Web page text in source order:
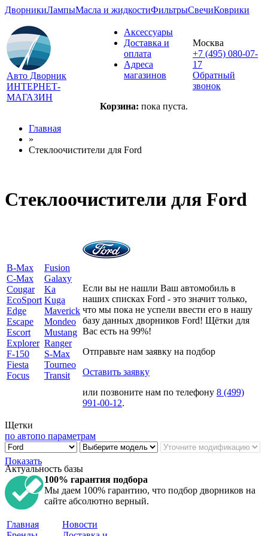
ДворникиЛампыМасла и жидкостиФильтрыСвечиКоврики
Авто Дворник
ИНТЕРНЕТ-
МАГАЗИН
Аксессуары
Доставка и
оплата
Адреса
магазинов
Корзина: пока пуста.
Москва
+7 (495) 080-07-
17
Обратный
звонок
Главная
»
Стеклоочистители для Ford
Стеклоочистители для Ford
B-Max
C-Max
Cougar
EcoSport
Edge
Escape
Escort
Explorer
F-150
Fiesta
Focus
Fusion
Galaxy
Ka
Kuga
Maverick
Mondeo
Mustang
Ranger
S-Max
Tourneo
Transit
Если вы не нашли Ваш автомобиль в
наших списках Ford - это значит только,
что мы пока не успели ввести его в нашу
базу данных дворников Ford! Щётки для
Вас есть на 99%!
Отправьте нам заявку на подбор
Оставить заявку
или позвоните нам по телефону 8 (499)
991-00-12.
Щетки
по автопо параметрам
Показать
Актуальность базы
100% гарантия подбора
Мы даем 100% гарантию, что подбор дворников на
сайте абсолютно верный.
Главная
Новости